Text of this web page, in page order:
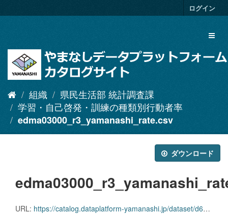
キ
ログイン
組織
県民生活部 統計調査課
学習・自己啓発・訓練の種類別行動者率
edma03000_r3_yamanashi_rate.csv
ダウンロード
URL: https://catalog.dataplatform-yamanashi.jp/dataset/d65cc869-70c5-4b02-97f1-298e2854b3f2/resource/5173d02f-d4b4-4eae-a6fc-4825dc936190/download/edma03000_r3_yamanashi_rate.csv